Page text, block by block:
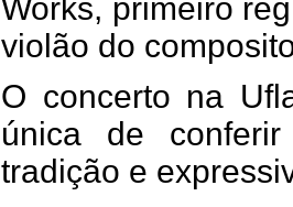
Works, primeiro
violão do
O concerto na
única de
tradição e